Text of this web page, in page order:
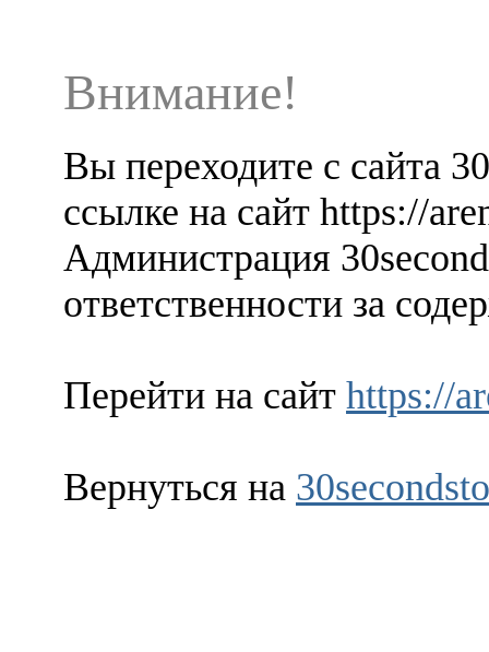
Внимание!
Вы переходите с сайта
ссылке на сайт https://
Администрация
ответственности за
Перейти на сайт https://
Вернуться на